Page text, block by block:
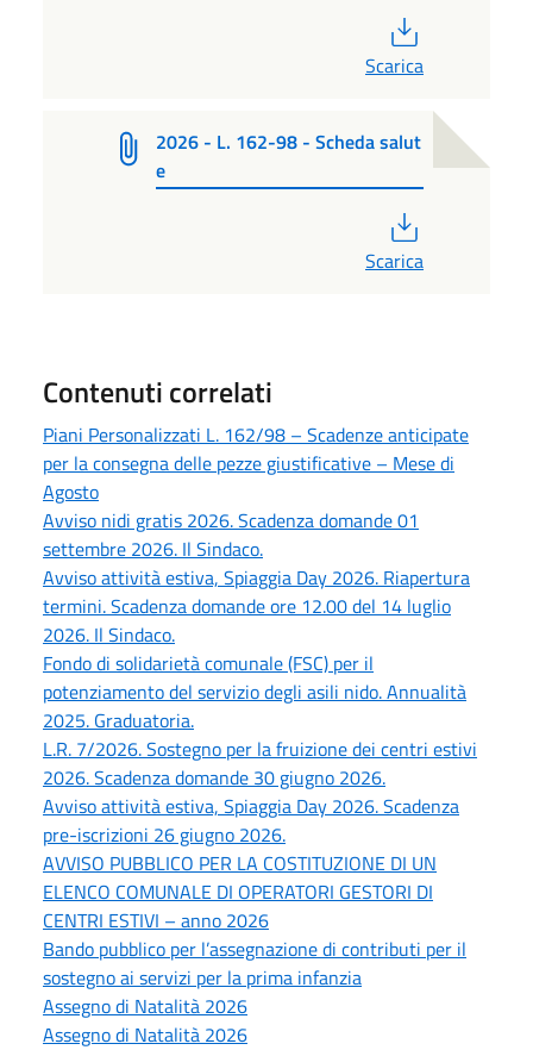
Scarica
2026 - L. 162-98 - Scheda salut
e
Scarica
Contenuti correlati
Piani Personalizzati L. 162/98 – Scadenze anticipate
per la consegna delle pezze giustificative – Mese di
Agosto
Avviso nidi gratis 2026. Scadenza domande 01
settembre 2026. Il Sindaco.
Avviso attività estiva, Spiaggia Day 2026. Riapertura
termini. Scadenza domande ore 12.00 del 14 luglio
2026. Il Sindaco.
Fondo di solidarietà comunale (FSC) per il
potenziamento del servizio degli asili nido. Annualità
2025. Graduatoria.
L.R. 7/2026. Sostegno per la fruizione dei centri estivi
2026. Scadenza domande 30 giugno 2026.
Avviso attività estiva, Spiaggia Day 2026. Scadenza
pre-iscrizioni 26 giugno 2026.
AVVISO PUBBLICO PER LA COSTITUZIONE DI UN
ELENCO COMUNALE DI OPERATORI GESTORI DI
CENTRI ESTIVI – anno 2026
Bando pubblico per l’assegnazione di contributi per il
sostegno ai servizi per la prima infanzia
Assegno di Natalità 2026
Assegno di Natalità 2026